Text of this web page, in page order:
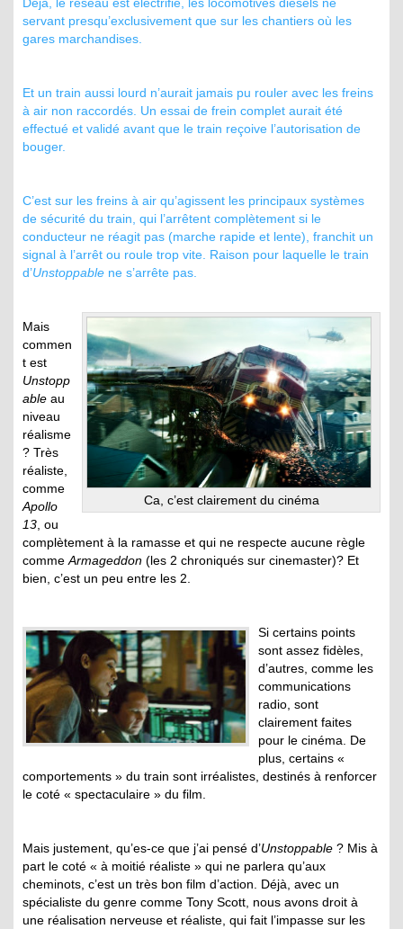
servant presqu’exclusivement que sur les chantiers où les
gares marchandises.
Et un train aussi lourd n’aurait jamais pu rouler avec les freins
à air non raccordés. Un essai de frein complet aurait été
effectué et validé avant que le train reçoive l’autorisation de
bouger.
C’est sur les freins à air qu’agissent les principaux systèmes
de sécurité du train, qui l’arrêtent complètement si le
conducteur ne réagit pas (marche rapide et lente), franchit un
signal à l’arrêt ou roule trop vite. Raison pour laquelle le train
d’Unstoppable ne s’arrête pas.
Ca, c’est clairement du cinéma
Mais
commen
t est
Unstopp
able au
niveau
réalisme
? Très
réaliste,
comme
Apollo
13 , ou
complètement à la ramasse et qui ne respecte aucune règle
comme Armageddon (les 2 chroniqués sur cinemaster)? Et
bien, c’est un peu entre les 2.
Si certains points
sont assez fidèles,
d’autres, comme les
communications
radio, sont
clairement faites
pour le cinéma. De
plus, certains «
comportements » du train sont irréalistes, destinés à renforcer
le coté « spectaculaire » du film.
Mais justement, qu’es-ce que j’ai pensé d’Unstoppable ? Mis à
part le coté « à moitié réaliste » qui ne parlera qu’aux
cheminots, c’est un très bon film d’action. Déjà, avec un
spécialiste du genre comme Tony Scott, nous avons droit à
une réalisation nerveuse et réaliste, qui fait l’impasse sur les